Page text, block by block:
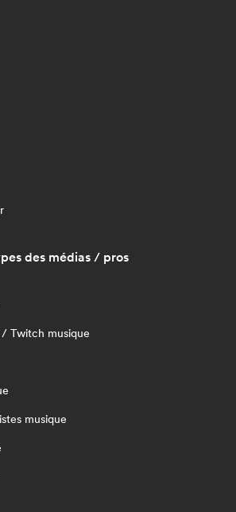
des médias / pros
/ Twitch musique
musique